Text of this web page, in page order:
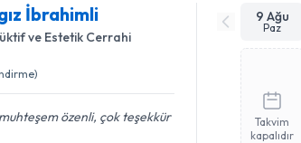
İbrahimli
ve Estetik Cerrahi
özenli, çok teşekkür
9 Ağu
Paz
Takvim
kapalıdır